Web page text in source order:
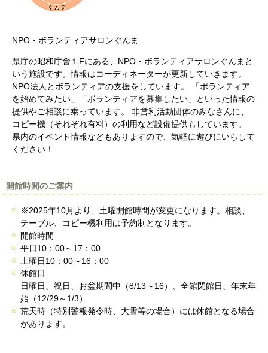
NPO・ボランティアサロンぐんま
県庁の昭和庁舎１Fにある、NPO・ボランティアサロンぐんまと
いう施設です。情報はコーディネーターが更新していきます。
NPO法人とボランティアの支援をしています。 「ボランティア
を始めてみたい」「ボランティアを募集したい」といった情報の
提供やご相談に乗っています。 非営利活動団体のみなさんに、
コピー機（それぞれ有料）の利用など設備提供もしています。
県内のイベント情報などもありますので、気軽に遊びにいらして
ください！
開館時間のご案内
※2025年10月より、土曜開館時間が変更になります。相談、
テーブル、コピー機利用は予約制となります。
開館時間
平日10：00～17：00
土曜日10：00～16：00
休館日
日曜日、祝日、お盆期間中（8/13～16）、全館閉館日、年末年
始（12/29～1/3）
荒天時（特別警報発令時、大雪等の場合）には休館となる場合
があります。